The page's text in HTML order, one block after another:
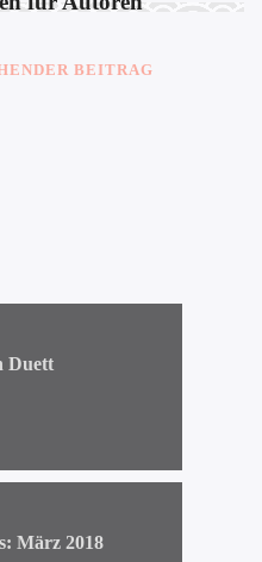
BEITRAG
Duett
März 2018